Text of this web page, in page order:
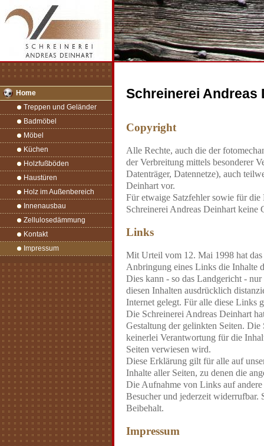
Home
Treppen und Geländer
Badmöbel
Möbel
Küchen
Holzfußböden
Haustüren
Holz im Außenbereich
Innenausbau
Zellulosedämmung
Kontakt
Impressum
Schreinerei Andreas
Copyright
Alle Rechte, auch die der
der Verbreitung mittels besonderer
Datenträger, Datennetze), auch
Deinhart vor.
Für etwaige Satzfehler sowie für
Schreinerei Andreas Deinhart keine
Links
Mit Urteil vom 12. Mai 1998 hat
Anbringung eines Links die Inhalte
Dies kann - so das Landgericht -
diesen Inhalten ausdrücklich
Internet gelegt. Für alle diese Links
Die Schreinerei Andreas Deinhart
Gestaltung der gelinkten Seiten.
keinerlei Verantwortung für die
Seiten verwiesen wird.
Diese Erklärung gilt für alle auf
Inhalte aller Seiten, zu denen die
Die Aufnahme von Links auf
Besucher und jederzeit widerrufbar.
Beibehalt.
Impressum